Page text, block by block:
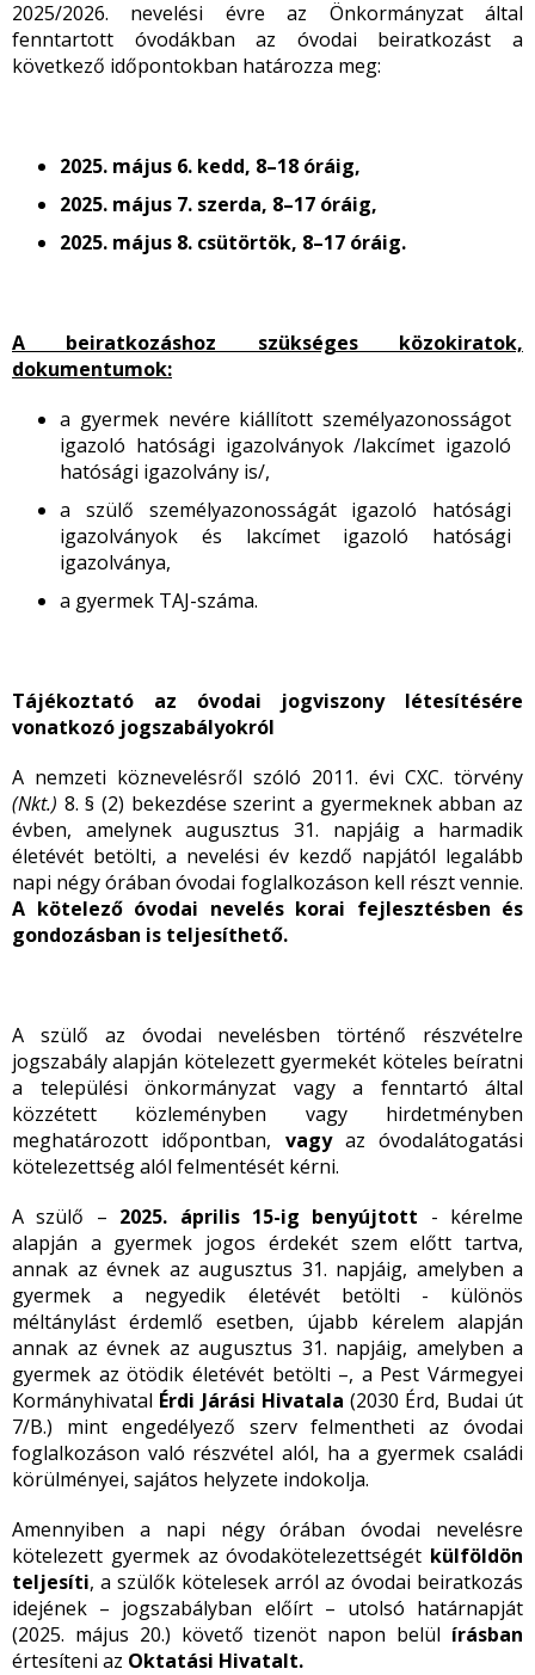
2025/2026. nevelési évre az Önkormányzat által
fenntartott óvodákban az óvodai beiratkozást a
következő időpontokban határozza meg:
2025. május 6. kedd, 8–18 óráig,
2025. május 7. szerda, 8–17 óráig,
2025. május 8. csütörtök, 8–17 óráig.
A beiratkozáshoz szükséges közokiratok,
dokumentumok:
a gyermek nevére kiállított személyazonosságot
igazoló hatósági igazolványok /lakcímet igazoló
hatósági igazolvány is/,
a szülő személyazonosságát igazoló hatósági
igazolványok és lakcímet igazoló hatósági
igazolványa,
a gyermek TAJ-száma.
Tájékoztató az óvodai jogviszony létesítésére
vonatkozó jogszabályokról
A nemzeti köznevelésről szóló 2011. évi CXC. törvény
(Nkt.) 8. § (2) bekezdése szerint a gyermeknek abban az
évben, amelynek augusztus 31. napjáig a harmadik
életévét betölti, a nevelési év kezdő napjától legalább
napi négy órában óvodai foglalkozáson kell részt vennie.
A kötelező óvodai nevelés korai fejlesztésben és
gondozásban is teljesíthető.
A szülő az óvodai nevelésben történő részvételre
jogszabály alapján kötelezett gyermekét köteles beíratni
a települési önkormányzat vagy a fenntartó által
közzétett közleményben vagy hirdetményben
meghatározott időpontban, vagyaz óvodalátogatási
kötelezettség alól felmentését kérni.
A szülő – 2025. április 15-ig benyújtott - kérelme
alapján a gyermek jogos érdekét szem előtt tartva,
annak az évnek az augusztus 31. napjáig, amelyben a
gyermek a negyedik életévét betölti - különös
méltánylást érdemlő esetben, újabb kérelem alapján
annak az évnek az augusztus 31. napjáig, amelyben a
gyermek az ötödik életévét betölti –, a Pest Vármegyei
Kormányhivatal Érdi Járási Hivatala (2030 Érd, Budai út
7/B.) mint engedélyező szerv felmentheti az óvodai
foglalkozáson való részvétel alól, ha a gyermek családi
körülményei, sajátos helyzete indokolja.
Amennyiben a napi négy órában óvodai nevelésre
kötelezett gyermek az óvodakötelezettségét külföldön
teljesíti, a szülők kötelesek arról az óvodai beiratkozás
idejének – jogszabályban előírt – utolsó határnapját
(2025. május 20.) követő tizenöt napon belül írásban
értesíteni az Oktatási Hivatalt.